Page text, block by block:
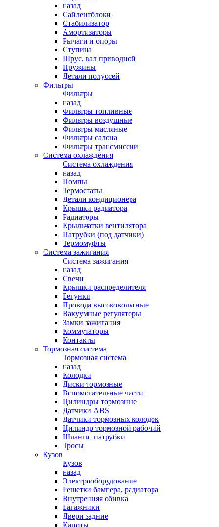
назад
Сайлентблоки
Стабилизатор
Амортизаторы
Рычаги и опоры
Ступица
Шрус, вал приводной
Пружины
Детали полуосей
Фильтры
Фильтры
назад
Фильтры топливные
Фильтры воздушные
Фильтры масляные
Фильтры салона
Фильтры трансмиссии
Система охлаждения
Система охлаждения
назад
Помпы
Термостаты
Детали кондиционера
Крышки радиатора
Радиаторы
Крыльчатки вентилятора
Патрубки (под датчики)
Термомуфты
Система зажигания
Система зажигания
назад
Свечи
Крышки распределителя
Бегунки
Провода высоковольтные
Вакуумные регуляторы
Замки зажигания
Коммутаторы
Контакты
Тормозная система
Тормозная система
назад
Колодки
Диски тормозные
Вспомогательные части
Цилиндры тормозные
Датчики ABS
Датчики тормозных колодок
Цилиндр тормозной рабочий
Шланги, патрубки
Тросы
Кузов
Кузов
назад
Электрооборудование
Решетки бампера, радиатора
Внутренняя обивка
Багажники
Двери задние
Капоты